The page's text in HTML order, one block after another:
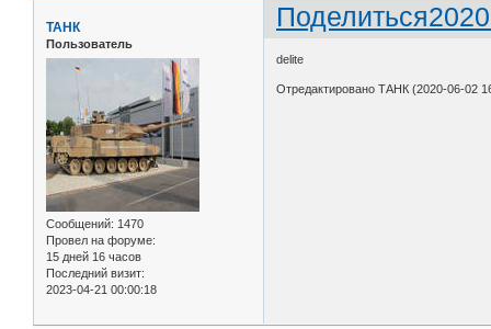
Поделиться
ТАНК
Пользователь
Сообщений: 1470
Провел на форуме:
15 дней 16 часов
Последний визит:
2023-04-21 00:00:18
delite
Отредактировано ТАНК (2020-06-02